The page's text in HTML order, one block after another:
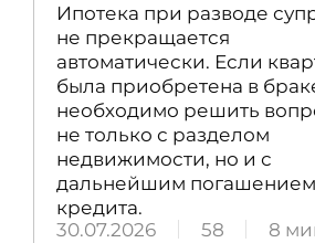
Ипотека при разводе
не прекращается
автоматически. Если
была приобретена в
необходимо решить
не только с разделом
недвижимости, но и с
дальнейшим погашением
кредита.
30.07.2026
58 8